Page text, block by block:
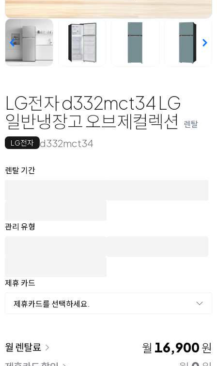
LG전자 d332mct34 LG
일반냉장고 오브제컬렉션
렌탈
LG전자 d332mct34
옵션 선택
렌탈 선택
렌탈 기간
관리 유형
제휴 카드
제휴카드를 선택하세요.
이용 요금
월 렌탈료 월 16,900 원